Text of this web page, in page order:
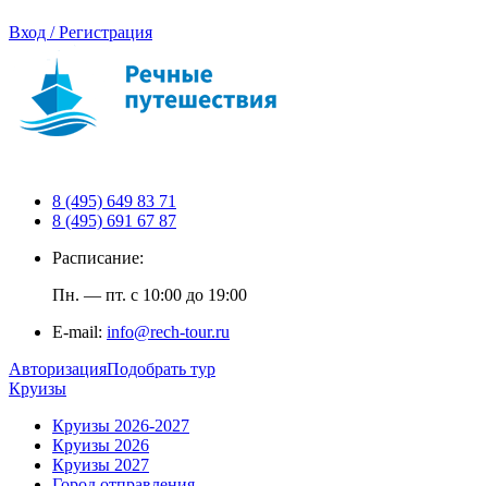
Вход / Регистрация
8 (495) 649 83 71
8 (495) 691 67 87
Расписание:
Пн. — пт. с 10:00 до 19:00
E-mail: info@rech-tour.ru
АвторизацияПодобрать тур
Круизы
Круизы 2026-2027
Круизы 2026
Круизы 2027